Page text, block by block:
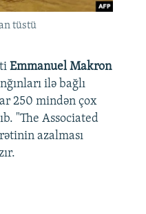
tüstü
Emmanuel Makron
ilə bağlı
250 mindən çox
"The Associated
azalması